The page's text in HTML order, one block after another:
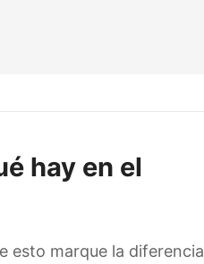
hay en el
esto marque la diferencia